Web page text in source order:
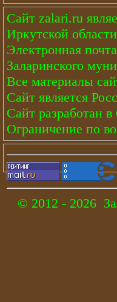
Сайт zalari.ru
Иркутской области
Электронная почта
Заларинского
Все материалы
Сайт является
Сайт разработан в
Ограничение по
© 2012 - 2026